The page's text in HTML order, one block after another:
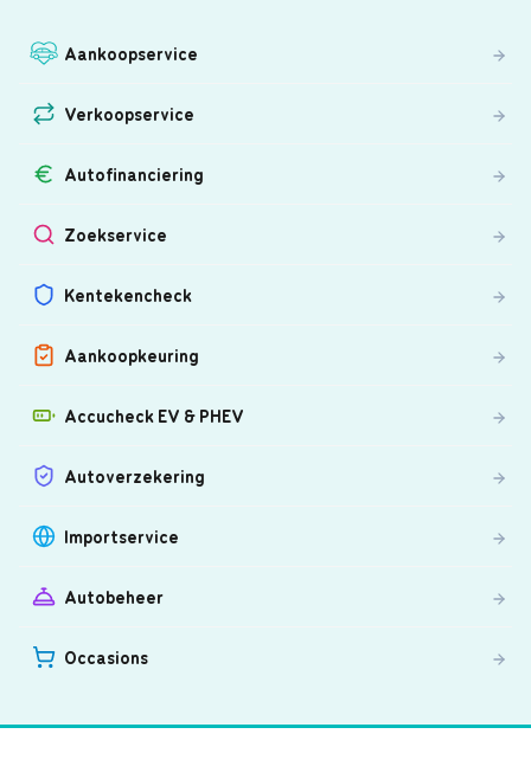
Aankoopservice
Verkoopservice
Autofinanciering
Zoekservice
Kentekencheck
Aankoopkeuring
Accucheck EV & PHEV
Autoverzekering
Importservice
Autobeheer
Occasions